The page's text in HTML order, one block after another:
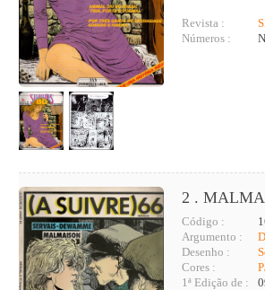
Revista :
Números :
2 .
Código :
Argumento :
Desenho :
Cores :
1ª Edição de :